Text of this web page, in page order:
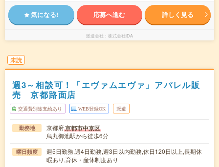
気になる! 応募へ進む 詳しく見る
派遣会社 株式会社iDA
未読
週3～相談可！「エヴァムエヴァ」アパレル販
売 京都路面店
交通費別途支給あり WEB登録OK 派遣
勤務地 京都府京都市中京区
烏丸御池駅から徒歩6分
曜日頻度
週5日勤務,週4日勤務,週3日以内勤務,休日120日以上,長期休
暇あり,育休・産休制度あり